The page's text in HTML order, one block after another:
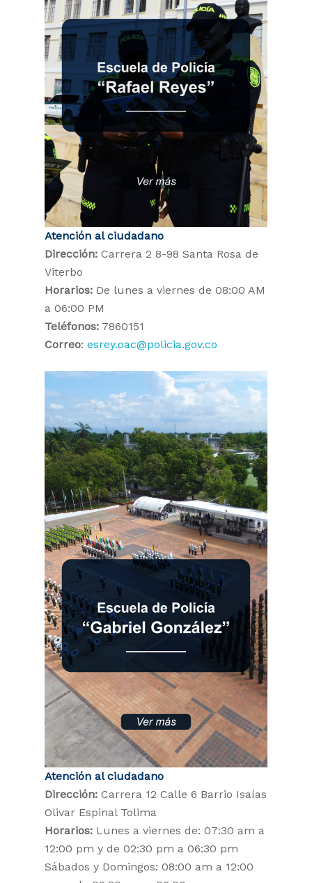
Atención al ciudadano
Dirección: Carrera 2 8-98 Santa Rosa de
Viterbo
Horarios: De lunes a viernes de 08:00 AM
a 06:00 PM
Teléfonos: 7860151
Correo: esrey.oac@policia.gov.co
Atención al ciudadano
Dirección: Carrera 12 Calle 6 Barrio Isaías
Olivar Espinal Tolima
Horarios: Lunes a viernes de: 07:30 am a
12:00 pm y de 02:30 pm a 06:30 pm
Sábados y Domingos: 08:00 am a 12:00